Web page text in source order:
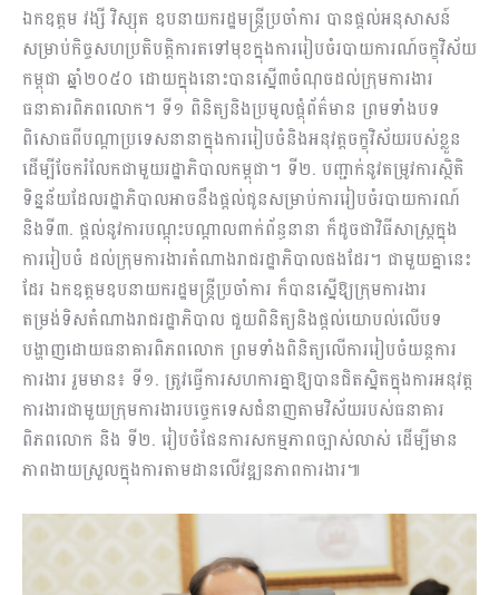
ឯកឧត្តម វង្សី វិស្សុត ឧបនាយករដ្ឋមន្ត្រីប្រចាំការ បានផ្តល់អនុសាសន៍
សម្រាប់កិច្ចសហប្រតិបត្តិការតទៅមុខក្នុងការរៀបចំរបាយការណ៍ចក្ខុវិស័យ
កម្ពុជា ឆ្នាំ២០៥០ ដោយក្នុងនោះបានស្នើ៣ចំណុចដល់ក្រុមការងារ
ធនាគារពិភពលោក។ ទី១ ពិនិត្យនិងប្រមូលផ្តុំព័ត៌មាន ព្រមទាំងបទ
ពិសោធពីបណ្ដាប្រទេសនានាក្នុងការរៀបចំនិងអនុវត្ដចក្ខុវិស័យរបស់ខ្លួន
ដើម្បីចែករំលែកជាមួយរដ្ឋាភិបាលកម្ពុជា។ ទី២. បញ្ជាក់នូវតម្រូវការស្ថិតិ
ទិន្នន័យដែលរដ្ឋាភិបាលអាចនឹងផ្តល់ជូនសម្រាប់ការរៀបចំរបាយការណ៍
និងទី៣. ផ្តល់នូវការបណ្តុះបណ្តាលពាក់ព័ន្ធនានា ក៏ដូចជាវិធីសាស្រ្ដក្នុង
ការរៀបចំ ដល់ក្រុមការងារតំណាងរាជរដ្ឋាភិបាលផងដែរ។ ជាមួយគ្នានេះ
ដែរ ឯកឧត្តមឧបនាយករដ្ឋមន្ត្រីប្រចាំការ ក៏បានស្នើឱ្យក្រុមការងារ
តម្រង់ទិសតំណាងរាជរដ្ឋាភិបាល ជួយពិនិត្យនិងផ្តល់យោបល់លើបទ
បង្ហាញដោយធនាគារពិភពលោក ព្រមទាំងពិនិត្យលើការរៀបចំយន្ដការ
ការងារ រួមមាន៖ ទី១. ត្រូវធ្វើការសហការគ្នាឱ្យបានជិតស្និតក្នុងការអនុវត្ត
ការងារជាមួយក្រុមការងារបច្ចេកទេសជំនាញតាមវិស័យរបស់ធនាគារ
ពិភពលោក និង ទី២. រៀបចំផែនការសកម្មភាពច្បាស់លាស់ ដើម្បីមាន
ភាពងាយស្រួលក្នុងការតាមដានលើវឌ្ឍនភាពការងារ៕